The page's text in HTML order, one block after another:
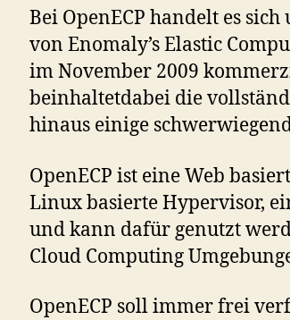
Bei OpenECP handelt es
von Enomaly’s Elastic
im November 2009
beinhaltetdabei die
hinaus einige
OpenECP ist eine Web
Linux basierte Hypervisor,
und kann dafür genutzt
Cloud Computing
OpenECP soll immer frei